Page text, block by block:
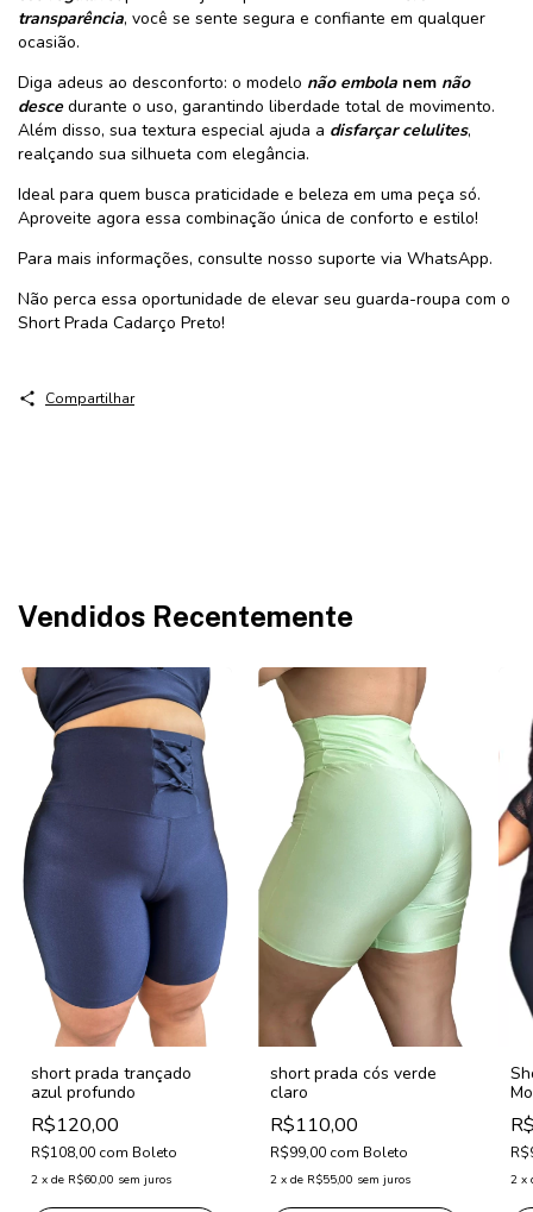
transparência, você se sente segura e confiante em qualquer
ocasião.
Diga adeus ao desconforto: o modelo não embola nem não
desce durante o uso, garantindo liberdade total de movimento.
Além disso, sua textura especial ajuda a disfarçar celulites,
realçando sua silhueta com elegância.
Ideal para quem busca praticidade e beleza em uma peça só.
Aproveite agora essa combinação única de conforto e estilo!
Para mais informações, consulte nosso suporte via WhatsApp.
Não perca essa oportunidade de elevar seu guarda-roupa com o
Short Prada Cadarço Preto!
Compartilhar
Vendidos Recentemente
short prada trançado
azul profundo
R$120,00
R$108,00 com Boleto
2 x de R$60,00 sem juros
short prada cós verde
claro
R$110,00
R$99,00 com Boleto
2 xde R$55,00 sem juros 2 x